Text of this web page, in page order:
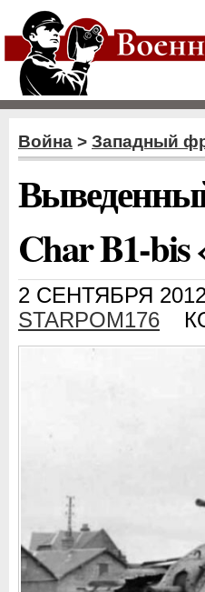
Война > Западный
Char B1-
2 СЕНТЯБРЯ
STARPOM176